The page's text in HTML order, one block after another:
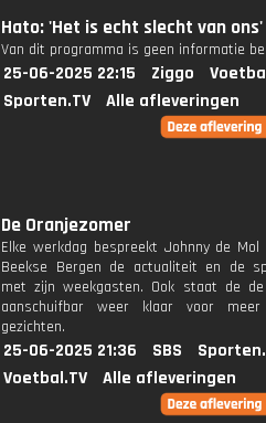
Hato: 'Het is echt slecht van ons'
Van dit programma is geen informatie
25-06-2025 22:15 Ziggo
Sporten.TV
Alle afleveringen
De Oranjezomer
Elke werkdag bespreekt Johnny de
Beekse Bergen de actualiteit en de
met zijn weekgasten. Ook staat de de
aanschuifbar weer klaar voor meer
gezichten.
25-06-2025 21:36 SBS
Voetbal.TV
Alle afleveringen